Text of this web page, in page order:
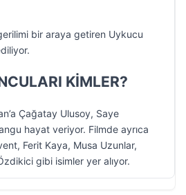
bir araya getiren Uykucu
KİMLER?
Çağatay Ulusoy, Saye
hayat veriyor. Filmde ayrıca
Ferit Kaya, Musa Uzunlar,
gibi isimler yer alıyor.